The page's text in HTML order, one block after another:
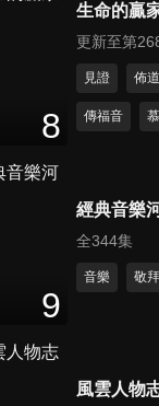
8
生命的贏
更新至第
見證 佈道
傳福音
9
經典音樂
全344集
音樂 敬拜
風雲人物